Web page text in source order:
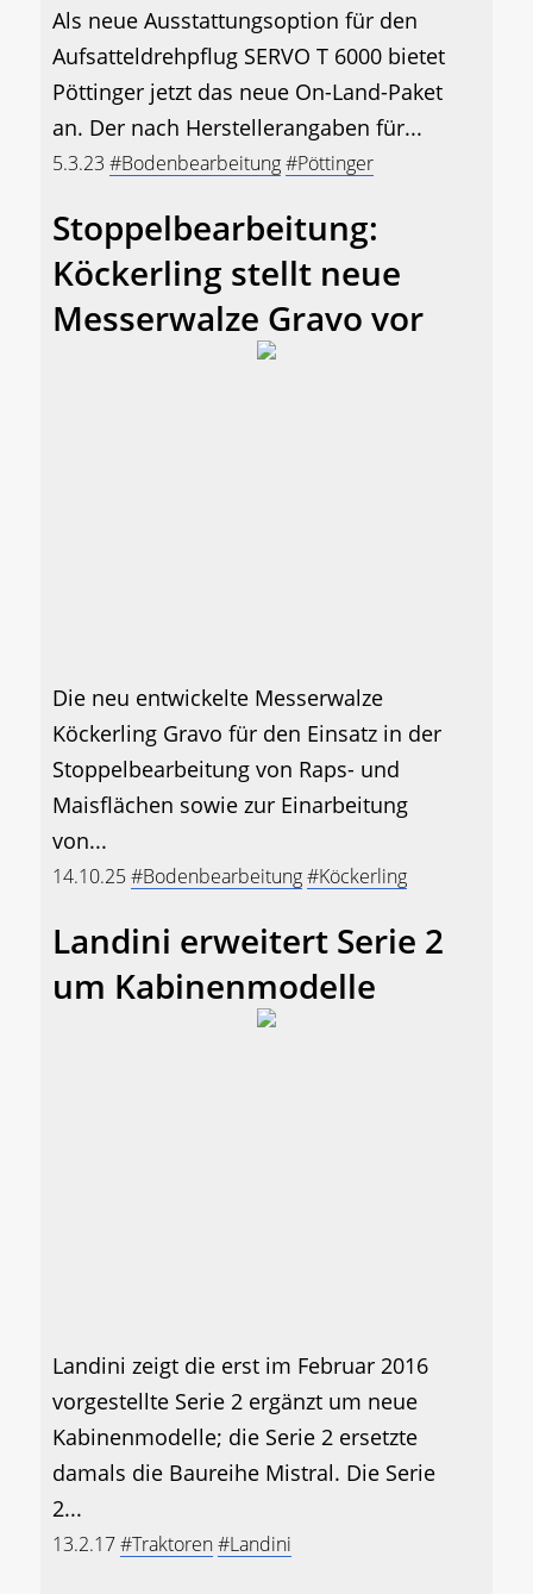
Als neue Ausstattungsoption für den
Aufsatteldrehpflug SERVO T 6000 bietet
Pöttinger jetzt das neue On-Land-Paket
an. Der nach Herstellerangaben für...
5.3.23 #Bodenbearbeitung#Pöttinger
Stoppelbearbeitung:
Köckerling stellt neue
Messerwalze Gravo vor
Die neu entwickelte Messerwalze
Köckerling Gravo für den Einsatz in der
Stoppelbearbeitung von Raps- und
Maisflächen sowie zur Einarbeitung
von...
14.10.25#Bodenbearbeitung#Köckerling
Landini erweitert Serie 2
um Kabinenmodelle
Landini zeigt die erst im Februar 2016
vorgestellte Serie 2 ergänzt um neue
Kabinenmodelle; die Serie 2 ersetzte
damals die Baureihe Mistral. Die Serie
2...
13.2.17#Traktoren#Landini